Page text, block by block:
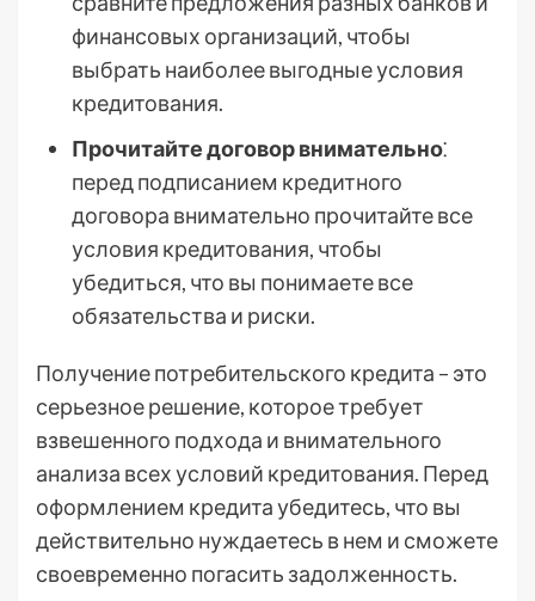
финансовых организаций, чтобы
выбрать наиболее выгодные условия
кредитования.
Прочитайте договор внимательно⁚
перед подписанием кредитного
договора внимательно прочитайте все
условия кредитования, чтобы
убедиться, что вы понимаете все
обязательства и риски.
Получение потребительского кредита – это
серьезное решение, которое требует
взвешенного подхода и внимательного
анализа всех условий кредитования. Перед
оформлением кредита убедитесь, что вы
действительно нуждаетесь в нем и сможете
своевременно погасить задолженность.